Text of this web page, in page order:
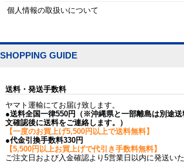
個人情報の取扱いについて
SHOPPING GUIDE
送料・発送手数料
ヤマト運輸にてお届け致します。
●送料全国一律550円（※沖縄県と一部離島は別途
文確認後に送料をご連絡します。）
【一度のお買上げ5,500円以上で送料無料】
●代金引換手数料330円
【5,500円以上お買上げで代引き手数料無料】
ご注文日および入金確認より5営業日以内に発送いた